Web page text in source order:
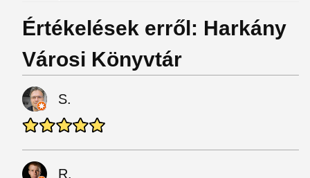
Értékelések erről: Harkány
Városi Könyvtár
S.
R.